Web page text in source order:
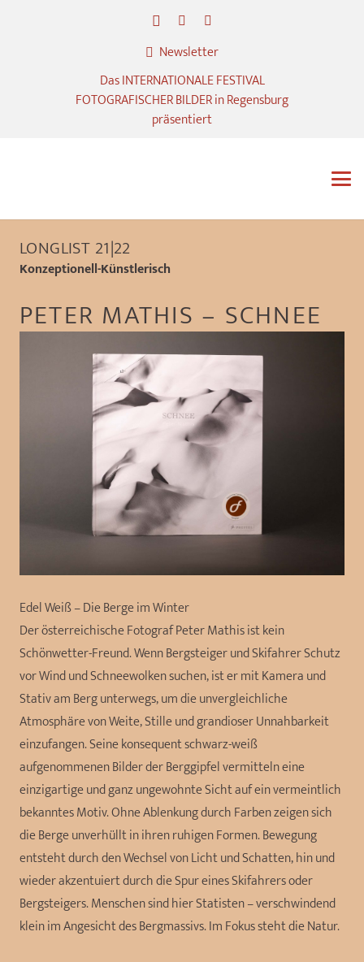
Newsletter
Das INTERNATIONALE FESTIVAL
FOTOGRAFISCHER BILDER in Regensburg
präsentiert
LONGLIST 21|22
Konzeptionell-Künstlerisch
PETER MATHIS – SCHNEE
Edel Weiß – Die Berge im Winter
Der österreichische Fotograf Peter Mathis ist kein
Schönwetter-Freund. Wenn Bergsteiger und Skifahrer Schutz
vor Wind und Schneewolken suchen, ist er mit Kamera und
Stativ am Berg unterwegs, um die unvergleichliche
Atmosphäre von Weite, Stille und grandioser Unnahbarkeit
einzufangen. Seine konsequent schwarz-weiß
aufgenommenen Bilder der Berggipfel vermitteln eine
einzigartige und ganz ungewohnte Sicht auf ein vermeintlich
bekanntes Motiv. Ohne Ablenkung durch Farben zeigen sich
die Berge unverhüllt in ihren ruhigen Formen. Bewegung
entsteht durch den Wechsel von Licht und Schatten, hin und
wieder akzentuiert durch die Spur eines Skifahrers oder
Bergsteigers. Menschen sind hier Statisten – verschwindend
klein im Angesicht des Bergmassivs. Im Fokus steht die Natur.